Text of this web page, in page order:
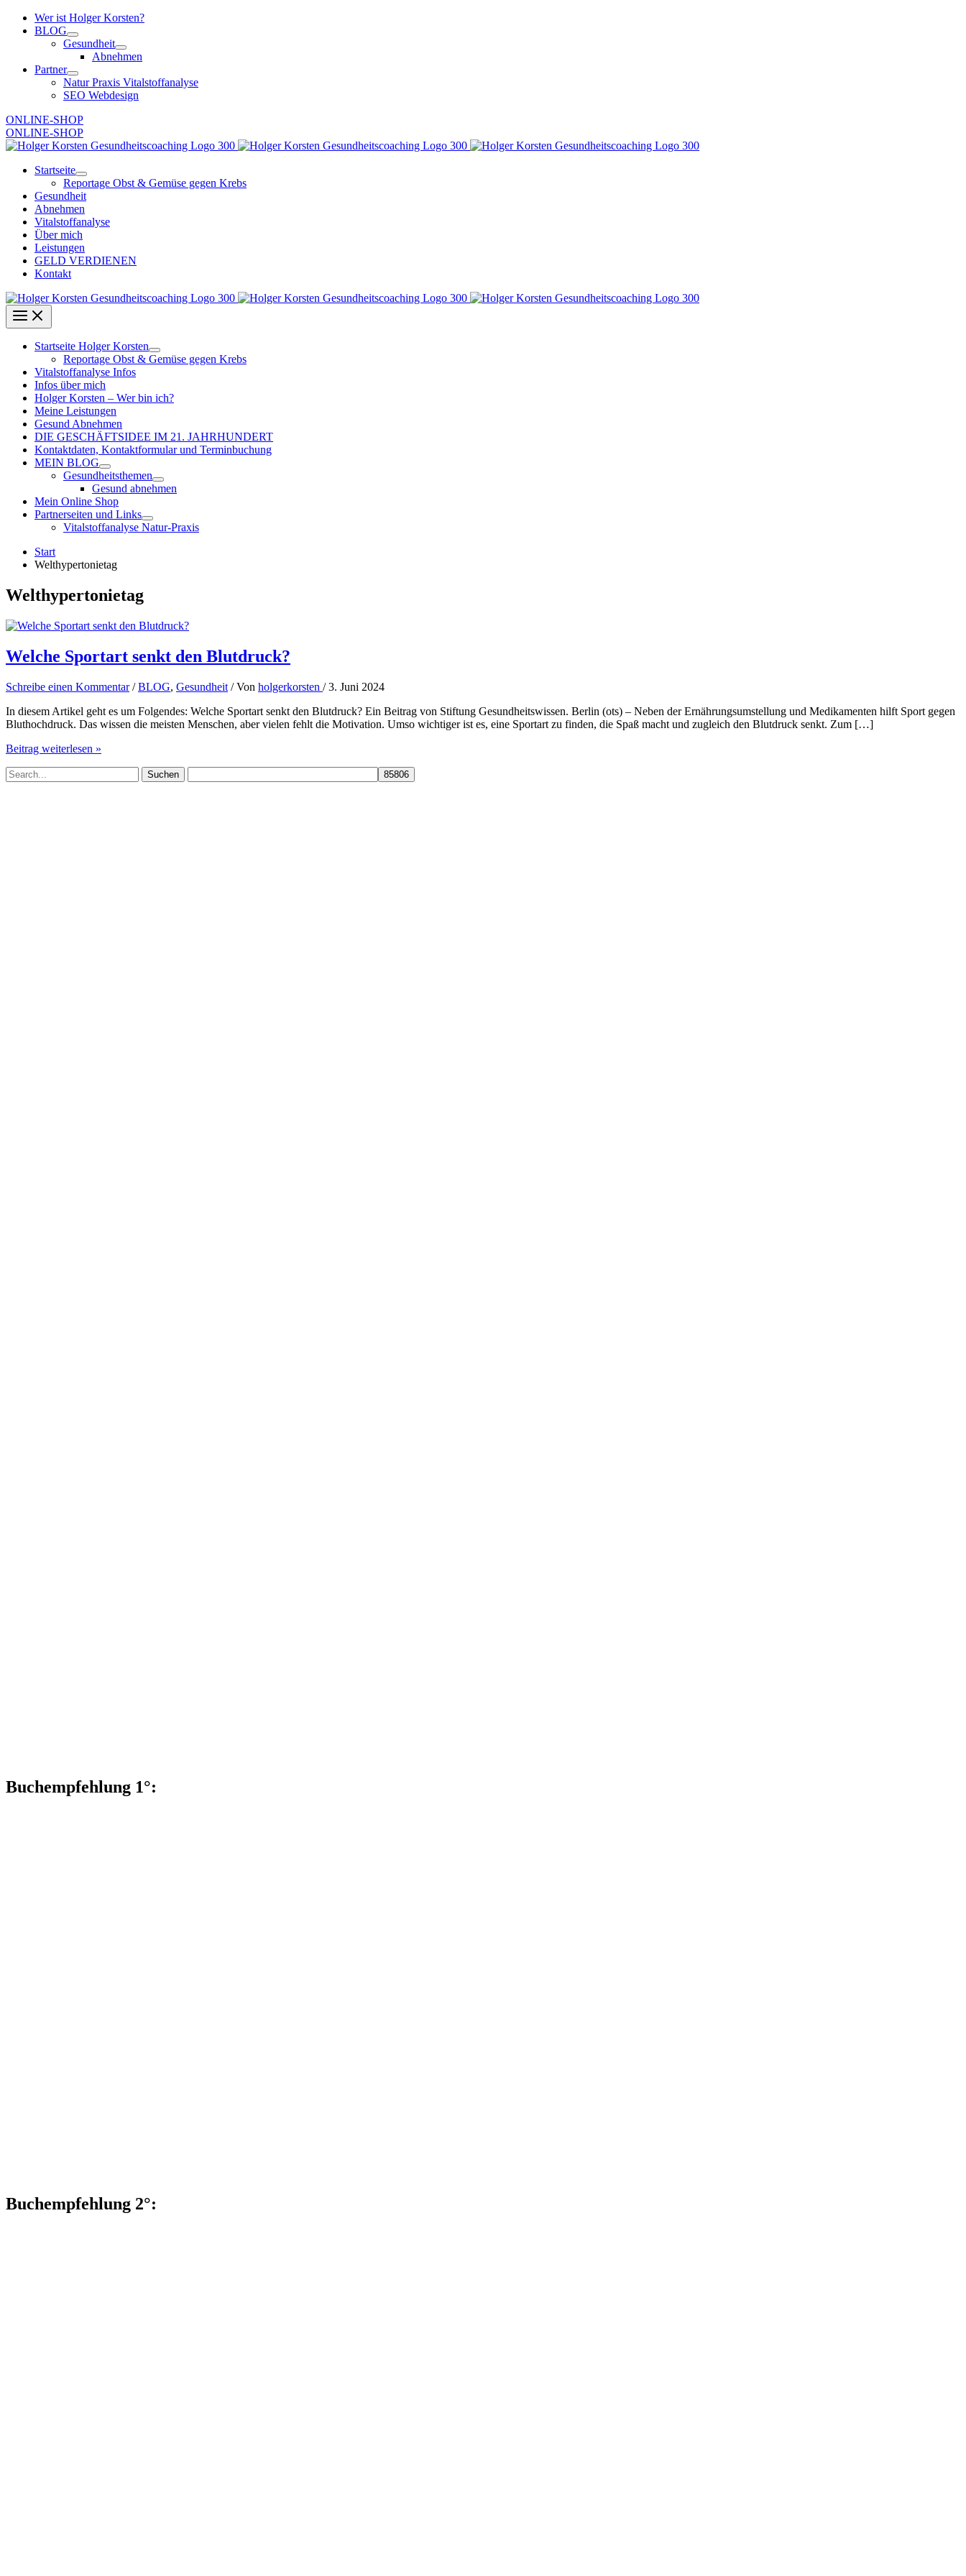
Zum
Inhalt
Wer ist Holger Korsten?
BLOG
Gesundheit
Abnehmen
Partner
Natur Praxis Vitalstoffanalyse
SEO Webdesign
ONLINE-SHOP
ONLINE-SHOP
Startseite
Reportage Obst & Gemüse gegen Krebs
Gesundheit
Abnehmen
Vitalstoffanalyse
Über mich
Leistungen
GELD VERDIENEN
Kontakt
Startseite Holger Korsten
Reportage Obst & Gemüse gegen Krebs
Vitalstoffanalyse Infos
Infos über mich
Holger Korsten – Wer bin ich?
Meine Leistungen
Gesund Abnehmen
DIE GESCHÄFTSIDEE IM 21. JAHRHUNDERT
Kontaktdaten, Kontaktformular und Terminbuchung
MEIN BLOG
Gesundheitsthemen
Gesund abnehmen
Mein Online Shop
Partnerseiten und Links
Vitalstoffanalyse Natur-Praxis
Start
Welthypertonietag
Welthypertonietag
Welche Sportart senkt den Blutdruck?
Schreibe einen Kommentar /BLOG, Gesundheit / Von holgerkorsten /3. Juni 2024
In diesem Artikel geht es um Folgendes: Welche Sportart senkt den Blutdruck? Ein Beitrag von Stiftung Gesundheitswissen. Berlin (ots) – Neben der Ernährungsumstellung und Medikamenten hilft Sport gegen
Bluthochdruck. Das wissen die meisten Menschen, aber vielen fehlt die Motivation. Umso wichtiger ist es, eine Sportart zu finden, die Spaß macht und zugleich den Blutdruck senkt. Zum […]
Welche
senkt
Beitrag weiterlesen »
Suchen
nach:
Buchempfehlung 1°:
Buchempfehlung 2°: